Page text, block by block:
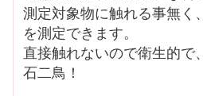
測定対象物に触れる事無く
を測定できます。
直接触れないので衛生的で
石二鳥！